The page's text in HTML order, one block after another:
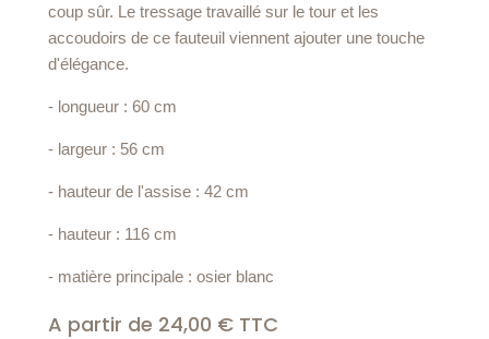
coup sûr. Letressage travaillé sur le tour et les
accoudoirs de ce fauteuil viennent ajouter une touche
d'élégance.
- longueur : 60 cm
- largeur : 56 cm
- hauteur de l'assise : 42 cm
- hauteur : 116 cm
- matière principale : osier blanc
A partir de 24,00 € TTC